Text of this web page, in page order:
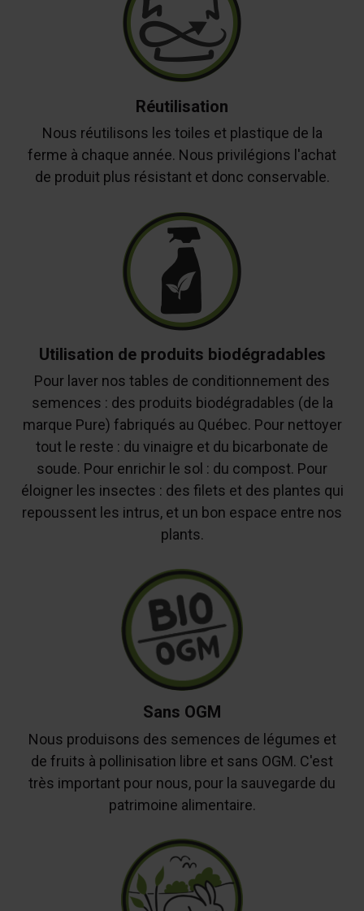
Réutilisation
Nous réutilisons les toiles et plastique de la
ferme à chaque année. Nous privilégions l'achat
de produit plus résistant et donc conservable.
Utilisation de produits biodégradables
Pour laver nos tables de conditionnement des
semences : des produits biodégradables (de la
marque Pure) fabriqués au Québec. Pour nettoyer
tout le reste : du vinaigre et du bicarbonate de
soude. Pour enrichir le sol : du compost. Pour
éloigner les insectes : des filets et des plantes qui
repoussent les intrus, et un bon espace entre nos
plants.
Sans OGM
Nous produisons des semences de légumes et
de fruits à pollinisation libre et sans OGM. C'est
très important pour nous, pour la sauvegarde du
patrimoine alimentaire.